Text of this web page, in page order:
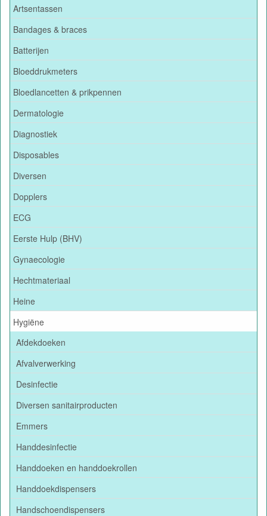
Artsentassen
Bandages & braces
Batterijen
Bloeddrukmeters
Bloedlancetten & prikpennen
Dermatologie
Diagnostiek
Disposables
Diversen
Dopplers
ECG
Eerste Hulp (BHV)
Gynaecologie
Hechtmateriaal
Heine
Hygiëne
Afdekdoeken
Afvalverwerking
Desinfectie
Diversen sanitairproducten
Emmers
Handdesinfectie
Handdoeken en handdoekrollen
Handdoekdispensers
Handschoendispensers